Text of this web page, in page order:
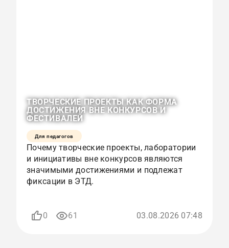
ТВОРЧЕСКИЕ ПРОЕКТЫ КАК ФОРМА
ДОСТИЖЕНИЯ ВНЕ КОНКУРСОВ И
ФЕСТИВАЛЕЙ
Для педагогов
Почему творческие проекты, лаборатории
и инициативы вне конкурсов являются
значимыми достижениями и подлежат
фиксации в ЭТД.
0 61 03.08.2026 07:48